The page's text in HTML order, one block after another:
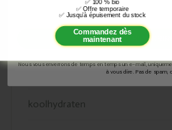
vetten
koolhydraten
S'INSCRIRE
Nous vous enverrons de temps en temps un e-mail,
à vous dire. Pas de spam,
✅100 % bio
✅Offre temporaire
✅ Jusqu’à épuisement du stock
Commandez dès
maintenant